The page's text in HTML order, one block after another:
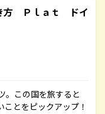
方 Ｐｌａｔ ドイ
。この国を旅すると
とをピックアップ！